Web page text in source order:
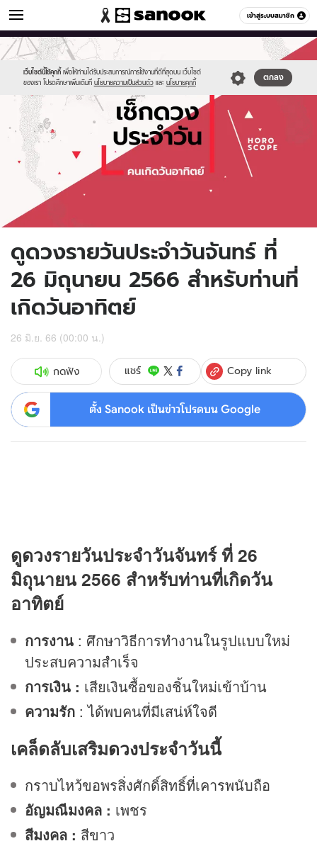
เข้าสู่ระบบสมาชิก
ดูดวง หมวดอื่นๆ
เว็บไซต์นี้ใช้คุกกี้ เพื่อให้ท่านได้รับประสบการณ์การใช้งานที่ดีที่สุดบน เว็บไซต์
ของเรา โปรดศึกษาเพิ่มเติมที่ นโยบายความเป็นส่วนตัว และ นโยบายคุกกี้
ตกลง
Sanook
//s.isanook.com/sr/0/images/logo-
new-
sanook.png
600
60
//s.isanook.com/ho/0/ud/fxd/day/daily-
horoscope-
sunday.jpg
ดูดวงรายวันประจำวันจันทร์ ที่
26 มิถุนายน 2566 สำหรับท่านที่
เกิดวันอาทิตย์
26 มิ.ย. 66 (00:00 น.)
กดฟัง แชร์ Copy link
ตั้ง Sanook เป็นข่าวโปรดบน Google
ดูดวงรายวันประจำวันจันทร์ ที่ 26
มิถุนายน 2566 สำหรับท่านที่เกิดวัน
อาทิตย์
การงาน : ศึกษาวิธีการทำงานในรูปแบบใหม่
ประสบความสำเร็จ
การเงิน : เสียเงินซื้อของชิ้นใหม่เข้าบ้าน
ความรัก : ได้พบคนที่มีเสน่ห์ใจดี
เคล็ดลับเสริมดวงประจำวันนี้
กราบไหว้ขอพรสิ่งศักดิ์สิทธิ์ที่เคารพนับถือ
อัญมณีมงคล : เพชร
สีมงคล : สีขาว